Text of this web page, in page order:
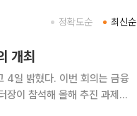
최신순
정확도순
개최
번 회의는 금융
장이 참석해 올해 추진 과제와